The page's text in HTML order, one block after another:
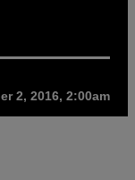
2, 2016, 2:00am